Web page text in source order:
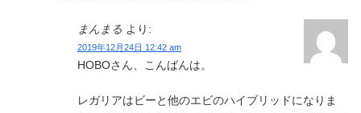
まんまる より:
2019年12月24日 12:42 am
HOBOさん、こんばんは。
レガリアはビーと他のエビのハイブリッドになりま